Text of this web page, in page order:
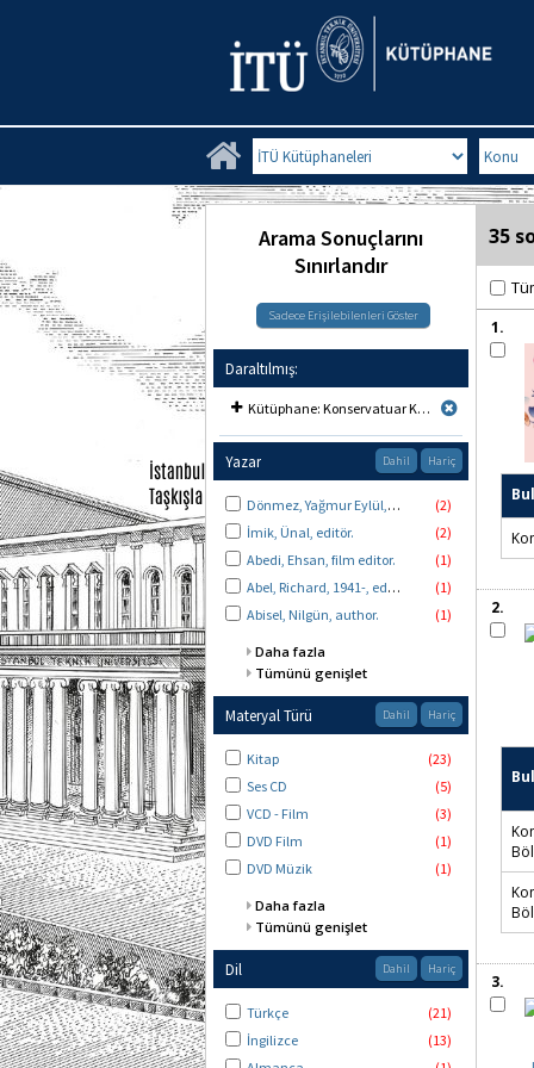
Search Limit Search
35
1.
2.
3.
Arama Sonuçlarını
Sınırlandır
Daraltılmış:
Included Kütüphane: Konservatuar Kütüphanesi
Yazar Dahil Hariç
Dönmez, Yağmur Eylül, author.
(2)
İmik, Ünal, editör.
(2)
Abedi, Ehsan, film editor.
(1)
Abel, Richard, 1941-, editör.
(1)
Abisel, Nilgün, author.
(1)
Daha fazla
Tümünü genişlet
Materyal Türü Dahil Hariç
Kitap
(23)
Ses CD
(5)
VCD - Film
(3)
DVD Film
(1)
DVD Müzik
(1)
Daha fazla
Tümünü genişlet
Dil Dahil Hariç
Türkçe
(21)
İngilizce
(13)